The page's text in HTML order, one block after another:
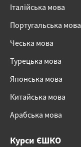
Італійська мова
Португальська мова
Чеська мова
Турецька мова
Японська мова
Китайська мова
Арабська мова
Курси ЄШКО